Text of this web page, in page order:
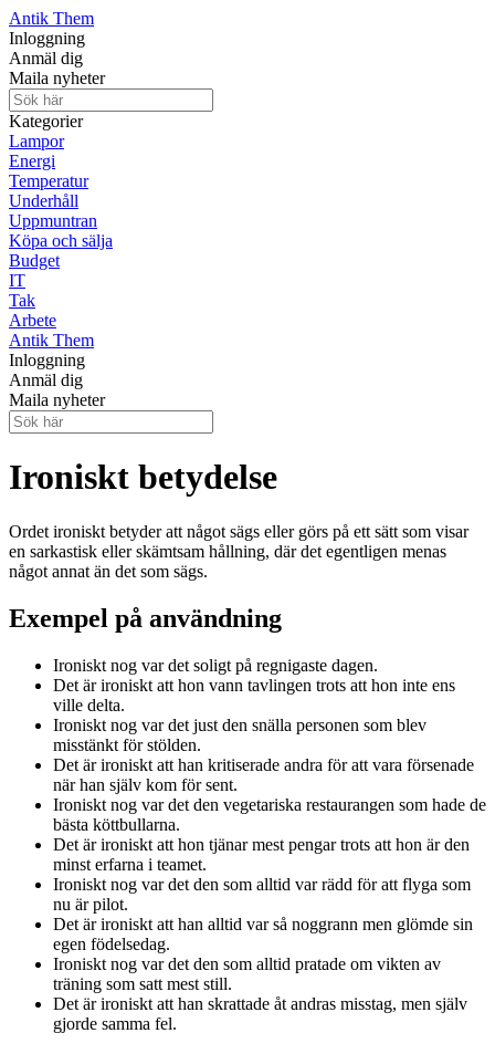
Antik Them
Inloggning
Anmäl dig
Maila nyheter
Kategorier
Lampor
Energi
Temperatur
Underhåll
Uppmuntran
Köpa och sälja
Budget
IT
Tak
Arbete
Antik Them
Inloggning
Anmäl dig
Maila nyheter
Ironiskt betydelse
Ordet ironiskt betyder att något sägs eller görs på ett sätt som visar
en sarkastisk eller skämtsam hållning, där det egentligen menas
något annat än det som sägs.
Exempel på användning
Ironiskt nog var det soligt på regnigaste dagen.
Det är ironiskt att hon vann tavlingen trots att hon inte ens
ville delta.
Ironiskt nog var det just den snälla personen som blev
misstänkt för stölden.
Det är ironiskt att han kritiserade andra för att vara försenade
när han själv kom för sent.
Ironiskt nog var det den vegetariska restaurangen som hade de
bästa köttbullarna.
Det är ironiskt att hon tjänar mest pengar trots att hon är den
minst erfarna i teamet.
Ironiskt nog var det den som alltid var rädd för att flyga som
nu är pilot.
Det är ironiskt att han alltid var så noggrann men glömde sin
egen födelsedag.
Ironiskt nog var det den som alltid pratade om vikten av
träning som satt mest still.
Det är ironiskt att han skrattade åt andras misstag, men själv
gjorde samma fel.